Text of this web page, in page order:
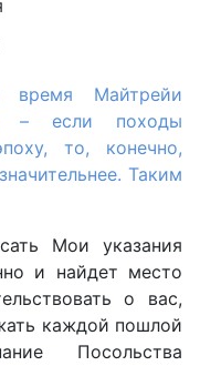
Майтрейи
– если походы
то, конечно,
Таким
Мои указания
и найдет место
о вас,
каждой пошлой
Посольства